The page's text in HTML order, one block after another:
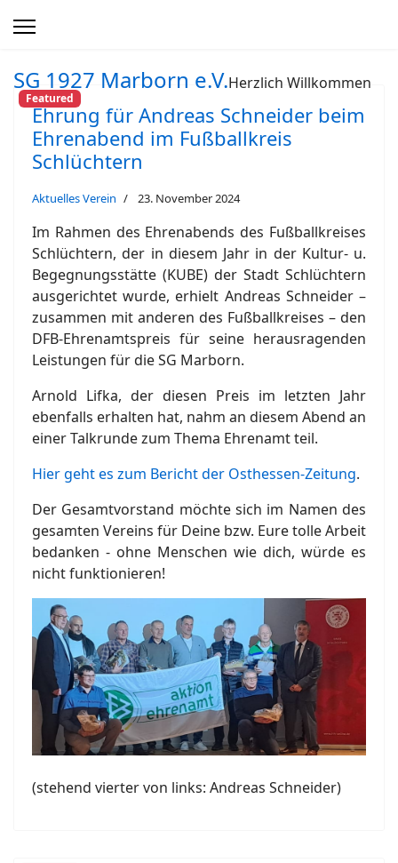
SG 1927 Marborn e.V.Herzlich Willkommen
Featured
Ehrung für Andreas Schneider beim
Ehrenabend im Fußballkreis
Schlüchtern
Aktuelles Verein 23. November 2024
Im Rahmen des Ehrenabends des Fußballkreises
Schlüchtern, der in diesem Jahr in der Kultur- u.
Begegnungsstätte (KUBE) der Stadt Schlüchtern
ausgerichtet wurde, erhielt Andreas Schneider –
zusammen mit anderen des Fußballkreises – den
DFB-Ehrenamtspreis für seine herausragenden
Leistungen für die SG Marborn.
Arnold Lifka, der diesen Preis im letzten Jahr
ebenfalls erhalten hat, nahm an diesem Abend an
einer Talkrunde zum Thema Ehrenamt teil.
Hier geht es zum Bericht der Osthessen-Zeitung.
Der Gesamtvorstand möchte sich im Namen des
gesamten Vereins für Deine bzw. Eure tolle Arbeit
bedanken - ohne Menschen wie dich, würde es
nicht funktionieren!
(stehend vierter von links: Andreas Schneider)
anzeigen